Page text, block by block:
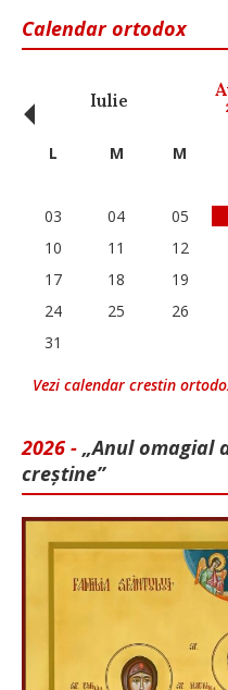
Calendar ortodox
Iulie
‹ L M M
03
04 05
10
11 12
17
18 19
24
25 26
31
Vezi calendar crestin
2026 - „Anul omagial
creștine”